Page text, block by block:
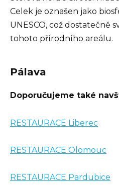
Celek je oznašen jako
UNESCO, což dostatečně
tohoto přírodního areálu.
Pálava
Doporučujeme také
RESTAURACE Liberec
RESTAURACE Olomouc
RESTAURACE Pardubice